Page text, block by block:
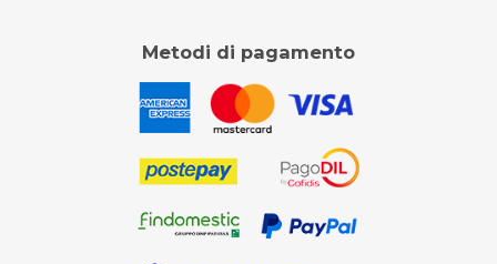
Metodi di pagamento